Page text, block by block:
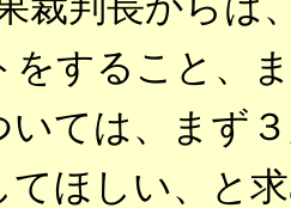
をすること、
いては、まず
てほしい、と